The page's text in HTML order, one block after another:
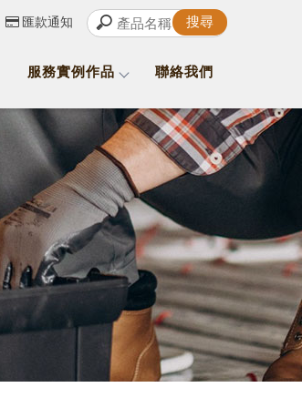
服務實例作品 聯絡我們
匯款通知